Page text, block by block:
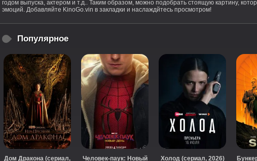
годом выпуска, актером и т.д.. Таким образом, можно подобрать стоящую картину,
эмоций. Добавляйте KinoGo.vin в закладки и наслаждйтесь просмотром!
Популярное
Дом Дракона (сериал,
Человек-паук: Новый
Холод (сериал, 2026)